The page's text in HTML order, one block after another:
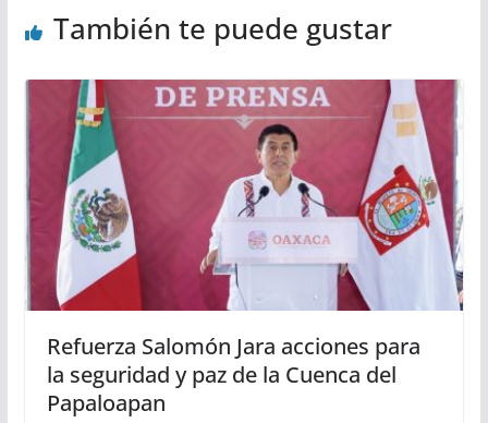
También te puede gustar
Refuerza Salomón Jara acciones para
la seguridad y paz de la Cuenca del
Papaloapan